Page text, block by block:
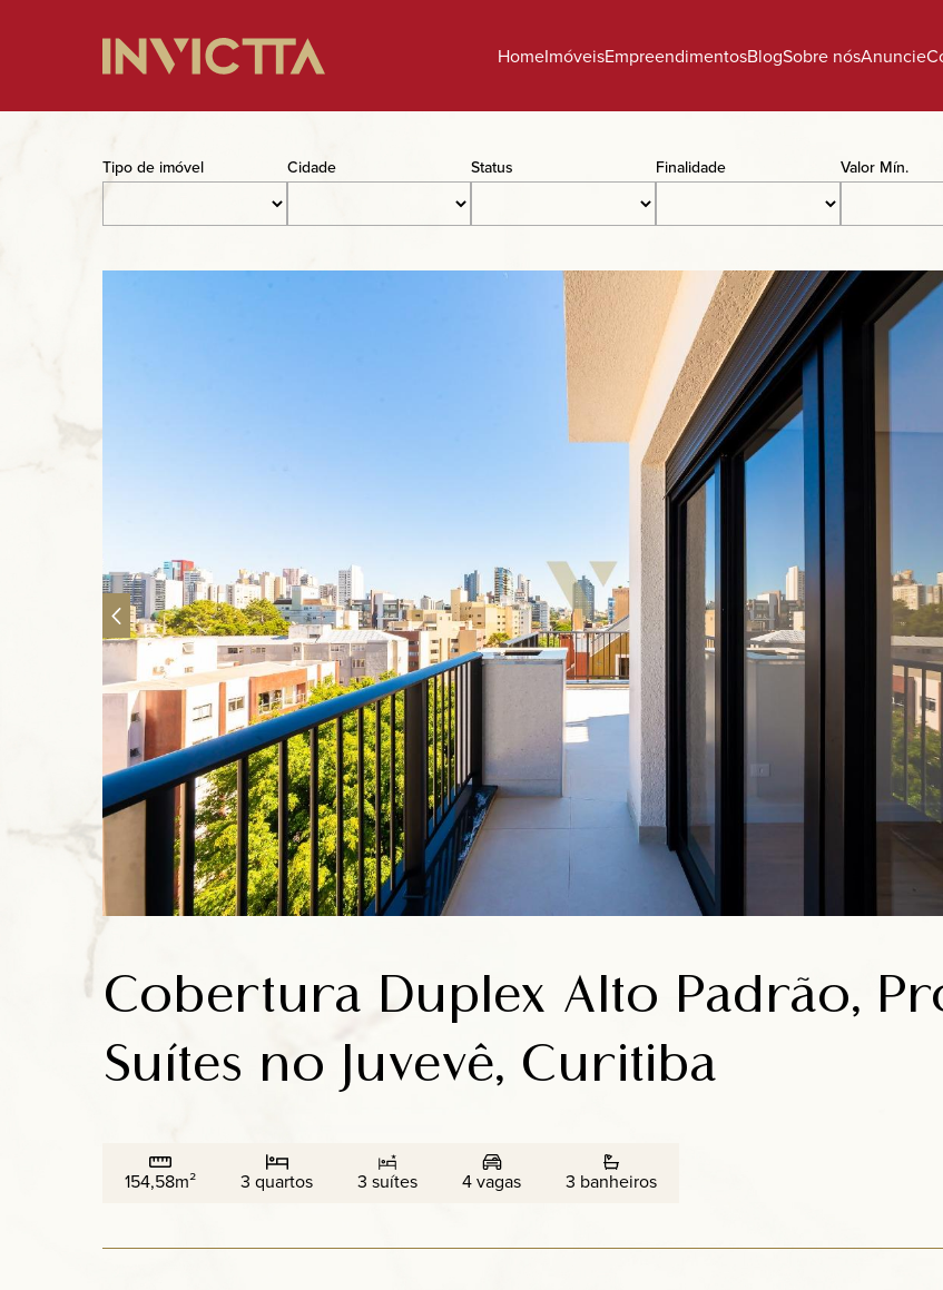
HomeImóveisEmpreendimentosBlogSobre nósAnuncie
Imóveis à venda
Contato
Tipo de imóvel Cidade Status Finalidade Valor Mín.
Cobertura Duplex Alto Padrão,
Suítes no Juvevê, Curitiba
154,58m² 3 quartos 3 suítes 4 vagas 3 banheiros